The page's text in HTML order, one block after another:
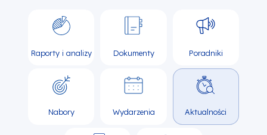
Raporty i analizy Dokumenty Poradniki
Nabory Wydarzenia Aktualności